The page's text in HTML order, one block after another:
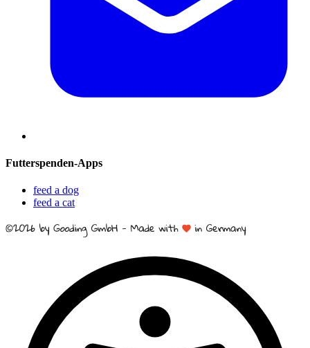
Futterspenden-Apps
feed a dog
feed a cat